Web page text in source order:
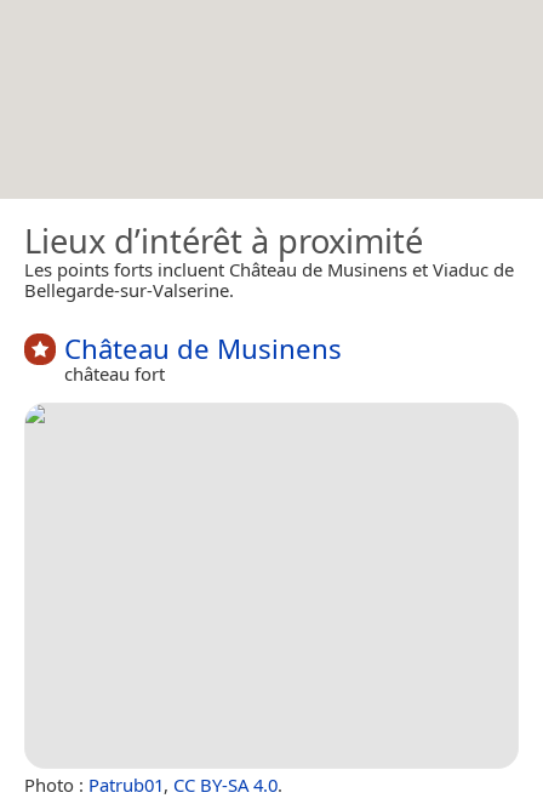
Lieux d’intérêt à proximité
Les points forts incluent Château de Musinens et Viaduc de
Bellegarde-sur-Valserine.
Château de Musinens
château fort
Photo : Patrub01, CC BY-SA 4.0.